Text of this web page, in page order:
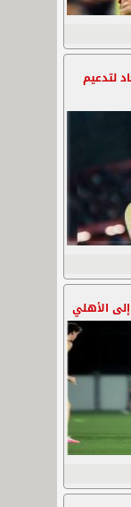
لتدعيم
الأهلي